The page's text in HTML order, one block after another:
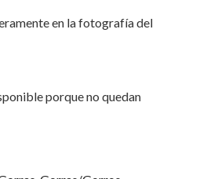
en la fotografía del
porque no quedan